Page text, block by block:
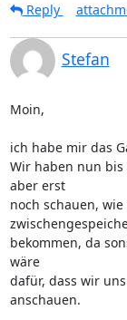
Reply
Stefan
Moin,
ich habe mir das
Wir haben nun bis
aber erst
noch schauen,
bekommen, da
wäre
dafür, dass wir
anschauen.